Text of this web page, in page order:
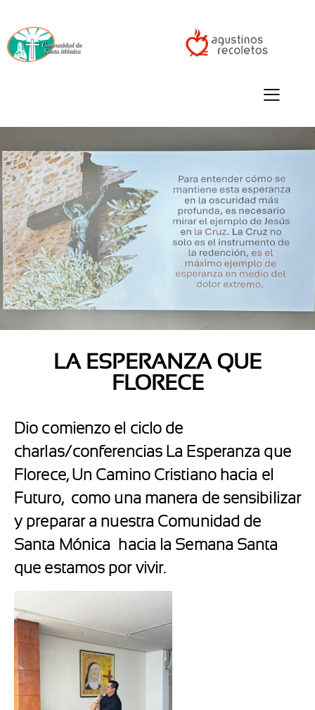
LA ESPERANZA QUE
FLORECE
Dio comienzo el ciclo de
charlas/conferencias La Esperanza que
Florece, Un Camino Cristiano hacia el
Futuro, como una manera de sensibilizar
y preparar a nuestra Comunidad de
Santa Mónica hacia la Semana Santa
que estamos por vivir.